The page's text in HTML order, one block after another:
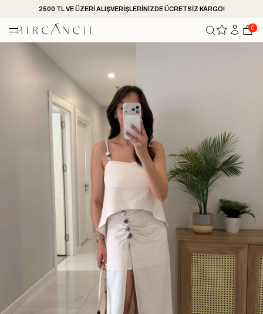
2500 TL VE ÜZERİ ALIŞVERİŞLERİNİZDE ÜCRETSİZ KARGO!
0